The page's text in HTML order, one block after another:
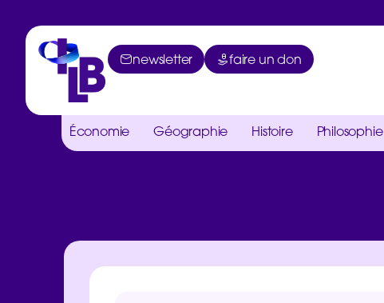
newsletter
faire un don
Économie Géographie Histoire Philosophie